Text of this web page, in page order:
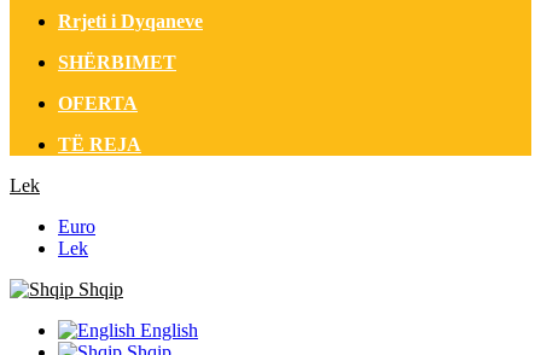
Rrjeti i Dyqaneve
SHËRBIMET
OFERTA
TË REJA
Lek
Euro
Lek
Shqip
English